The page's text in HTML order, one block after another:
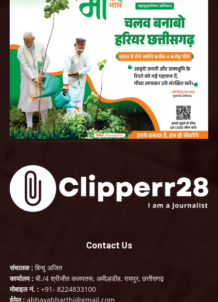
Contact Us
संचालक : बिन्दु अजित
कार्यालय : बी./4 श्रीजीत कलपतरू, अमील्हडीह, रायपुर, छत्तीसगढ़
मोबाइल नं. : +91- 8224833100
ईमेल : abhayabharthi@gmail.com